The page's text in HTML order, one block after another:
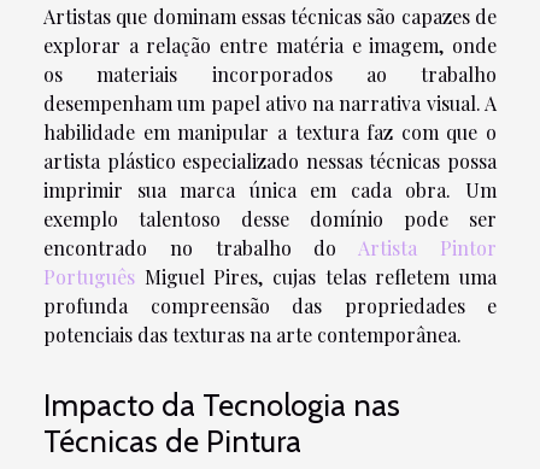
Artistas que dominam essas técnicas são capazes de
explorar a relação entre matéria e imagem, onde
os materiais incorporados ao trabalho
desempenham um papel ativo na narrativa visual. A
habilidade em manipular a textura faz com que o
artista plástico especializado nessas técnicas possa
imprimir sua marca única em cada obra. Um
exemplo talentoso desse domínio pode ser
encontrado no trabalho do Artista Pintor
Português Miguel Pires, cujas telas refletem uma
profunda compreensão das propriedades e
potenciais das texturas na arte contemporânea.
Impacto da Tecnologia nas
Técnicas de Pintura